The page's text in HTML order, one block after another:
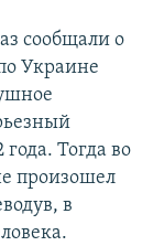
сообщали о
Украине
Тогда во
произошел
в